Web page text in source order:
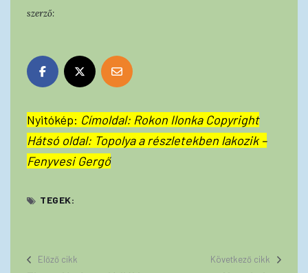
szerző:
Nyitókép: Címoldal: Rokon Ilonka Copyright
Hátsó oldal: Topolya a részletekben lakozik –
Fenyvesi Gergő
TEGEK:
Előző cikk Következő cikk